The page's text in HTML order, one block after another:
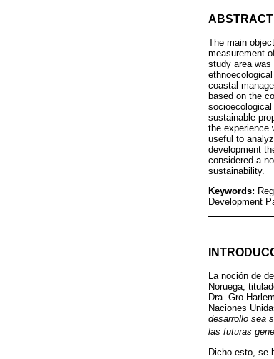
ABSTRACT
The main
measurement
study area was
coastal
based on the
sustainable
the experience
useful to
development
considered a
sustainability.
Keywords:
Development
La noción de
Noruega,
Dra. Gro
Naciones
desarrollo sea
las futuras
Dicho esto, se